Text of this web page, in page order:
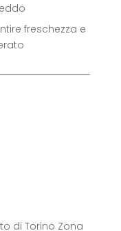
freschezza e
di Torino Zona